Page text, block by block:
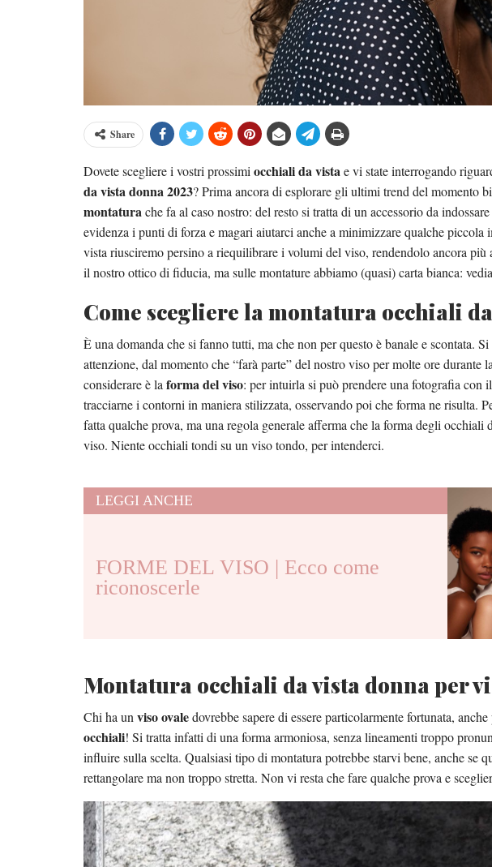
Share
Dovete scegliere i vostri prossimi occhiali da vistae vi state interrogando
da vista donna 2023? Prima ancora di esplorare gli ultimi trend del momento
montaturache fa al caso nostro: del resto si tratta di un accessorio da
evidenza i punti di forza e magari aiutarci anche a minimizzare qualche
vista riusciremo persino a riequilibrare i volumi del viso, rendendolo ancora
il nostro ottico di fiducia, ma sulle montature abbiamo (quasi) carta bianca:
Come scegliere la montatura occhiali
È una domanda che si fanno tutti, ma che non per questo è banale e scontata.
attenzione, dal momento che “farà parte” del nostro viso per molte ore durante
considerare è la forma del viso: per intuirla si può prendere una fotografia con
tracciarne i contorni in maniera stilizzata, osservando poi che forma ne risulta.
fatta qualche prova, ma una regola generale afferma che la forma degli occhiali
viso. Niente occhiali tondi su un viso tondo, per intenderci.
LEGGI ANCHE
FORME DEL VISO | Ecco come
riconoscerle
Montatura occhiali da vista donna per
Chi ha unviso ovaledovrebbe sapere di essere particolarmente fortunata,
occhiali! Si tratta infatti di una forma armoniosa, senza lineamenti troppo
influire sulla scelta. Qualsiasi tipo di montatura potrebbe starvi bene, anche se
rettangolare ma non troppo stretta. Non vi resta che fare qualche prova e